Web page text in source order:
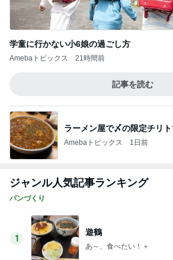
学童に行かない小6娘の過ごし方
Amebaトピックス 21時間前
記事を読む
ラーメン屋で〆の限定チリト
Amebaトピックス 1日前
ジャンル人気記事ランキング
パンづくり
1
遊鶴
あ～、食べたい！＋